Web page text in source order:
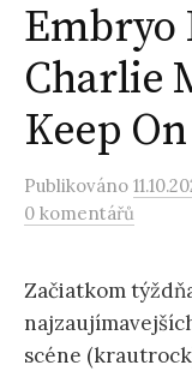
Embryo
Charlie
Keep
Publikováno
0 komentářů
Začiatkom
scéne